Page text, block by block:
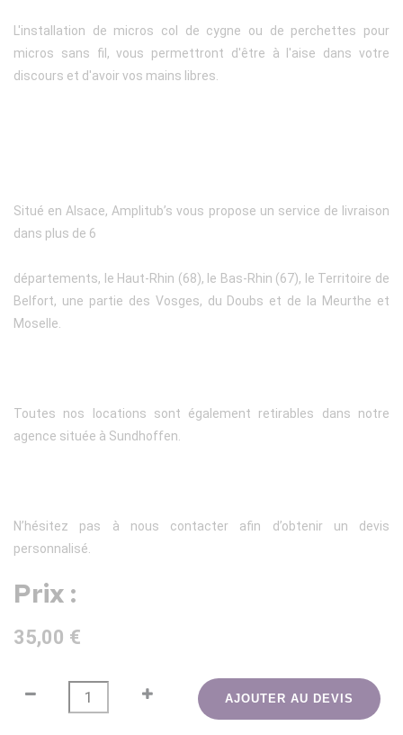
L'installation de micros col de cygne ou de perchettes pour
micros sans fil, vous permettront d'être à l'aise dans votre
discours et d'avoir vos mains libres.
Situé en Alsace, Amplitub’s vous propose un service de livraison
dans plus de 6
départements, le Haut-Rhin (68), le Bas-Rhin (67), le Territoire de
Belfort, une partie des Vosges, du Doubs et de la Meurthe et
Moselle.
Toutes nos locations sont également retirables dans notre
agence située à Sundhoffen.
N’hésitez pas à nous contacter afin d’obtenir un devis
personnalisé.
Prix :
35,00 €
AJOUTER AU DEVIS